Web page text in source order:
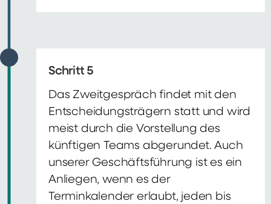
Schritt 5
Das Zweitgespräch findet mit den
Entscheidungsträgern statt und wird
meist durch die Vorstellung des
künftigen Teams abgerundet. Auch
unserer Geschäftsführung ist es ein
Anliegen, wenn es der
Terminkalender erlaubt, jeden bis